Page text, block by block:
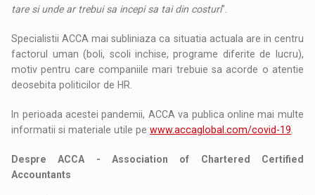
tare si unde ar trebui sa incepi sa tai din costuri”.
Specialistii ACCA mai subliniaza ca situatia actuala are in centru
factorul uman (boli, scoli inchise, programe diferite de lucru),
motiv pentru care companiile mari trebuie sa acorde o atentie
deosebita politicilor de HR.
In perioada acestei pandemii, ACCA va publica online mai multe
informatii si materiale utile pewww.accaglobal.com/covid-19
Despre ACCA - Association of Chartered Certified
Accountants